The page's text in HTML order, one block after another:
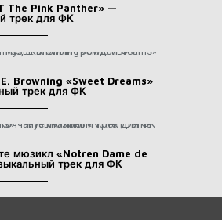
The Pink Panther» —
трек для ФК
Browning «Sweet Dreams»
трек для ФК
мюзикл «Notren Dame de
трек для ФК